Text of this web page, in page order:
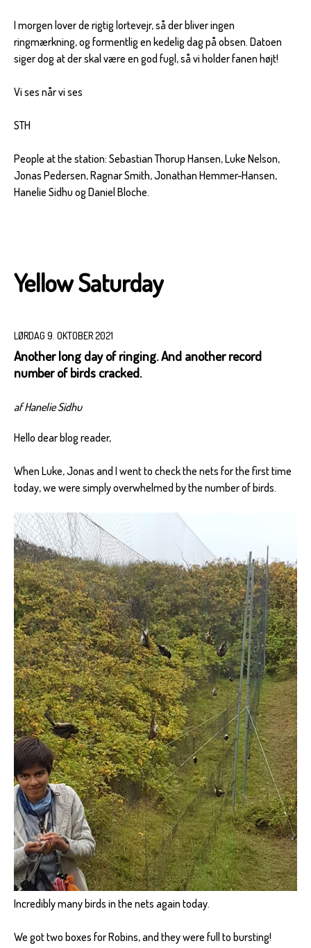
I morgen lover de rigtig lortevejr, så der bliver ingen
ringmærkning, og formentlig en kedelig dag på obsen. Datoen
siger dog at der skal være en god fugl, så vi holder fanen højt!
Vi ses når vi ses
STH
People at the station: Sebastian Thorup Hansen, Luke Nelson,
Jonas Pedersen, Ragnar Smith, Jonathan Hemmer-Hansen,
Hanelie Sidhu og Daniel Bloche.
Yellow Saturday
LØRDAG 9. OKTOBER 2021
Another long day of ringing. And another record
number of birds cracked.
af Hanelie Sidhu
Hello dear blog reader,
When Luke, Jonas and I went to check the nets for the first time
today, we were simply overwhelmed by the number of birds.
Incredibly many birds in the nets again today.
We got two boxes for Robins, and they were full to bursting!